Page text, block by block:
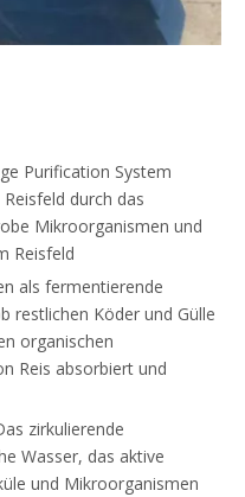
Purification System
durch das
Mikroorganismen und
Reisfeld
als fermentierende
restlichen Köder und Gülle
organischen
Reis absorbiert und
zirkulierende
Wasser, das aktive
und Mikroorganismen